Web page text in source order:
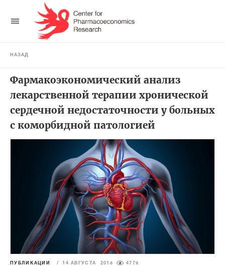
НАЗАД
Фармакоэкономический анализ
лекарственной терапии хронической
сердечной недостаточности у больных
с коморбидной патологией
ПУБЛИКАЦИИ / 14 АВГУСТА 2018 4779